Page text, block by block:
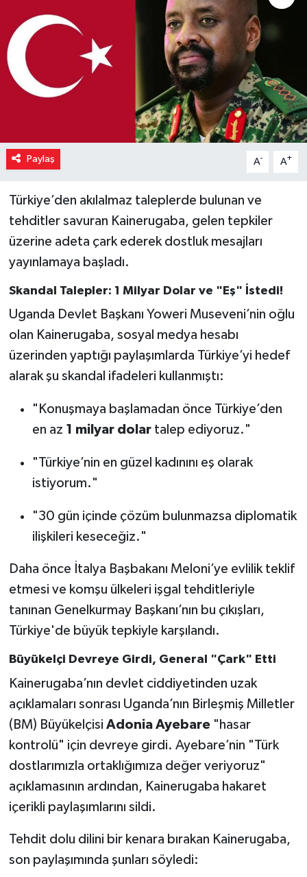
Paylaş A- A+
Türkiye’den akılalmaz taleplerde bulunan ve
tehditler savuran Kainerugaba, gelen tepkiler
üzerine adeta çark ederek dostluk mesajları
yayınlamaya başladı.
Skandal Talepler: 1 Milyar Dolar ve "Eş" İstedi!
Uganda Devlet Başkanı Yoweri Museveni’nin oğlu
olan Kainerugaba, sosyal medya hesabı
üzerinden yaptığı paylaşımlarda Türkiye’yi hedef
alarak şu skandal ifadeleri kullanmıştı:
"Konuşmaya başlamadan önce Türkiye’den
en az 1 milyar dolartalep ediyoruz."
"Türkiye’nin en güzel kadınını eş olarak
istiyorum."
"30 gün içinde çözüm bulunmazsa diplomatik
ilişkileri keseceğiz."
Daha önce İtalya Başbakanı Meloni’ye evlilik teklif
etmesi ve komşu ülkeleri işgal tehditleriyle
tanınan Genelkurmay Başkanı’nın bu çıkışları,
Türkiye'de büyük tepkiyle karşılandı.
Büyükelçi Devreye Girdi, General "Çark" Etti
Kainerugaba’nın devlet ciddiyetinden uzak
açıklamaları sonrası Uganda’nın Birleşmiş Milletler
(BM) Büyükelçisi Adonia Ayebare"hasar
kontrolü" için devreye girdi. Ayebare’nin "Türk
dostlarımızla ortaklığımıza değer veriyoruz"
açıklamasının ardından, Kainerugaba hakaret
içerikli paylaşımlarını sildi.
Tehdit dolu dilini bir kenara bırakan Kainerugaba,
son paylaşımında şunları söyledi: